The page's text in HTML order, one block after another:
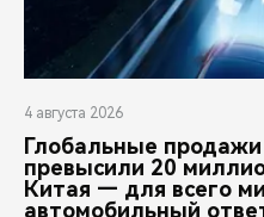
4 августа 2026
Глобальные
превысили 20
Китая — для всего
автомобильный